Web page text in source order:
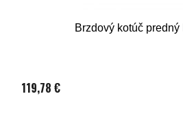
Brzdový kotúč
119,78 €